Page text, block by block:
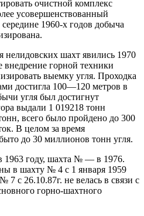
очистной комплекс
усовершенствованный
1960-х годов добыча
шахт явились 1970
горной техники
выемку угля. Проходка
достигла 100—120 метров в
угля был достигнут
выдали 1 019218 тонн
всего было пройдено до 300
В целом за время
до 30 миллионов тонн угля.
году, шахта № — в 1976.
в шахту № 4 с 1 января 1959
7 с 26.10.87г. не велась в связи с
горно-шахтного